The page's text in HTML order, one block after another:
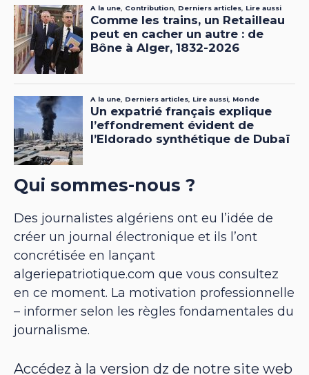
Qui sommes-nous ?
Des journalistes algériens ont eu l’idée de
créer un journal électronique et ils l’ont
concrétisée en lançant
algeriepatriotique.com que vous consultez
en ce moment. La motivation professionnelle
– informer selon les règles fondamentales du
journalisme.
Accédez à la version dz de notre site web